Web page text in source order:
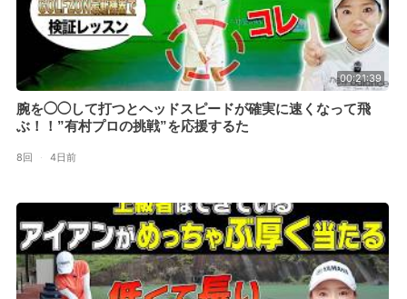
00:21:39
腕を◯◯して打つとヘッドスピードが確実に速くなって飛
ぶ！！”有村プロの挑戦”を応援するた
8回 · 4日前